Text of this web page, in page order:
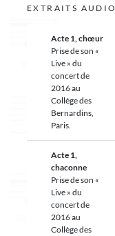
EXTRAITS AUDIO
Acte 1, chœur
Prise de son «
Live » du
concert de
2016 au
Collège des
Bernardins,
Paris.
Acte 1,
chaconne
Prise de son «
Live » du
concert de
2016 au
Collège des